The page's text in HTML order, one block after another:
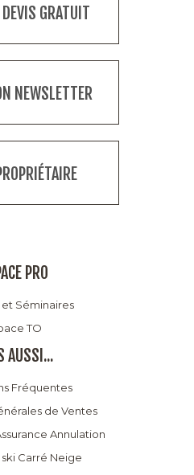
GRATUIT
NEWSLETTER
PRO
Séminaires
TO
AUSSI...
Fréquentes
de Ventes
Annulation
Carré Neige